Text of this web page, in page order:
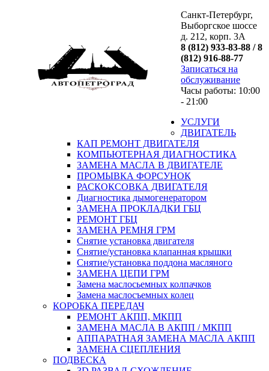
Санкт-Петербург,
Выборгское шоссе
д. 212, корп. 3А
8 (812) 933-83-88 / 8
(812) 916-88-77
Записаться на
обслуживание
Часы работы: 10:00
- 21:00
УСЛУГИ
ДВИГАТЕЛЬ
КАП РЕМОНТ ДВИГАТЕЛЯ
КОМПЬЮТЕРНАЯ ДИАГНОСТИКА
ЗАМЕНА МАСЛА В ДВИГАТЕЛЕ
ПРОМЫВКА ФОРСУНОК
РАСКОКСОВКА ДВИГАТЕЛЯ
Диагностика дымогенератором
ЗАМЕНА ПРОКЛАДКИ ГБЦ
РЕМОНТ ГБЦ
ЗАМЕНА РЕМНЯ ГРМ
Снятие установка двигателя
Cнятие/установка клапанная крышки
Cнятие/установка поддона масляного
ЗАМЕНА ЦЕПИ ГРМ
Замена маслосьемных колпачков
Замена маслосъемных колец
КОРОБКА ПЕРЕДАЧ
РЕМОНТ АКПП, МКПП
ЗАМЕНА МАСЛА В АКПП / МКПП
АППАРАТНАЯ ЗАМЕНА МАСЛА АКПП
ЗАМЕНА СЦЕПЛЕНИЯ
ПОДВЕСКА